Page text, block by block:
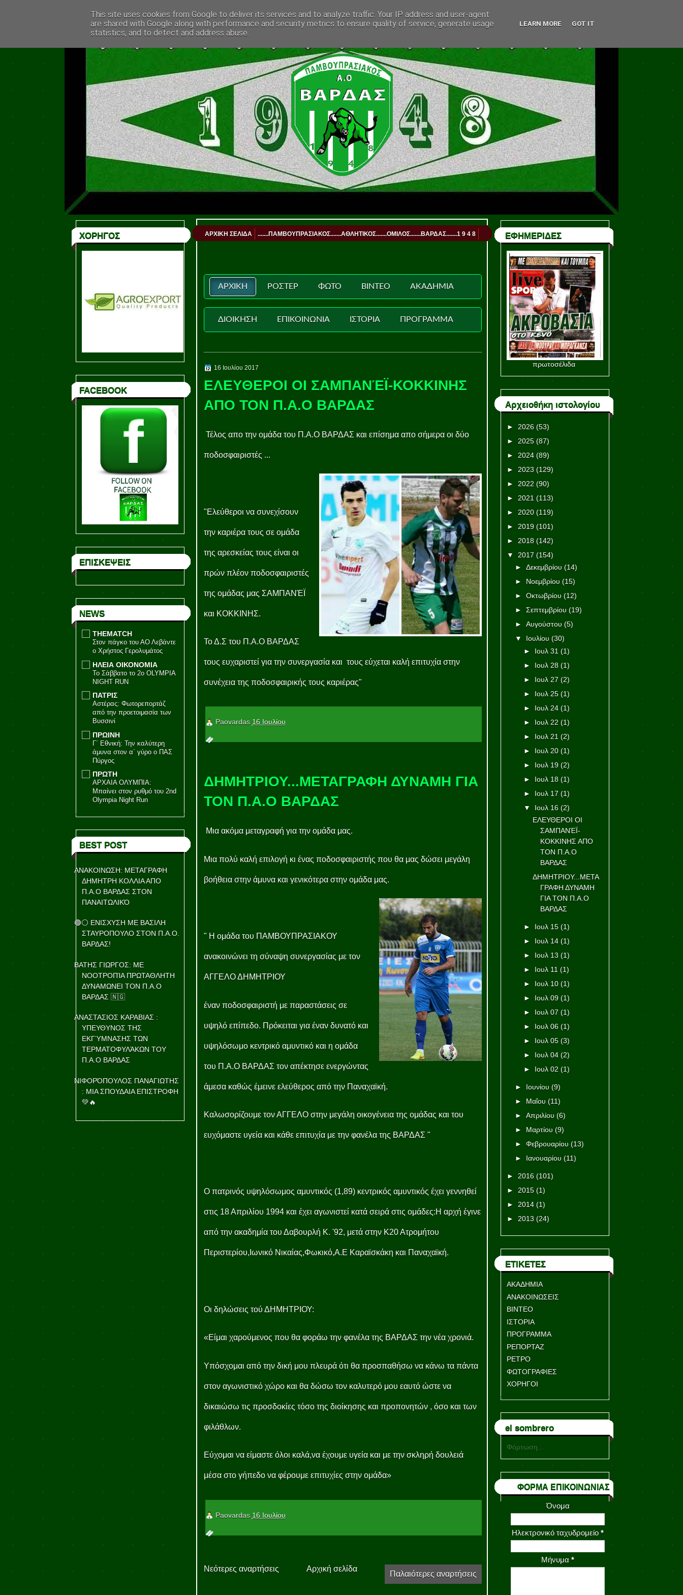
ΧΟΡΗΓΟΣ
FACEBOOK
ΕΠΙΣΚΕΨΕΙΣ
NEWS
THEMATCH
Στον πάγκο του ΑΟ Λεβάντε
ο Χρήστος Γερολυμάτος
ΗΛΕΙΑ ΟΙΚΟΝΟΜΙΑ
Το Σάββατο το 2ο OLYMPIA
NIGHT RUN
ΠΑΤΡΙΣ
Αστέρας: Φωτορεπορτάζ
από την προετοιμασία των
Βυσσινί
ΠΡΩΙΝΗ
Γ΄ Εθνική: Την καλύτερη
άμυνα στον α΄ γύρο ο ΠΑΣ
Πύργος
ΠΡΩΤΗ
ΑΡΧΑΙΑ ΟΛΥΜΠΙΑ:
Μπαίνει στον ρυθμό του 2nd
Olympia Night Run
BEST POST
ΑΝΑΚΟΙΝΩΣΗ: ΜΕΤΑΓΡΑΦΗ
ΔΗΜΗΤΡΗ ΚΟΛΛΙΑ ΑΠΟ
Π.Α.Ο ΒΑΡΔΑΣ ΣΤΟΝ
ΠΑΝΑΙΤΩΛΙΚΌ
🟢⚪ ΕΝΙΣΧΥΣΗ ΜΕ ΒΑΣΙΛΗ
ΣΤΑΥΡΟΠΟΥΛΟ ΣΤΟΝ Π.Α.Ο.
ΒΑΡΔΑΣ!
ΒΑΤΗΣ ΓΙΩΡΓΟΣ: ΜΕ
ΝΟΟΤΡΟΠΊΑ ΠΡΩΤΑΘΛΗΤΗ
ΔΥΝΑΜΩΝΕΙ ΤΟΝ Π.Α.Ο
ΒΑΡΔΑΣ 🇳🇬
ΑΝΑΣΤΑΣΙΟΣ ΚΑΡΑΒΙΑΣ :
ΥΠΕΥΘΥΝΟΣ ΤΗΣ
ΕΚΓΎΜΝΑΣΗΣ ΤΩΝ
ΤΕΡΜΑΤΟΦΥΛΆΚΩΝ ΤΟΥ
Π.Α.Ο ΒΑΡΔΑΣ
ΝΙΦΟΡΌΠΟΥΛΟΣ ΠΑΝΑΓΙΩΤΗΣ
: ΜΙΑ ΣΠΟΥΔΑΙΑ ΕΠΙΣΤΡΟΦΗ
💚🔥
ΑΡΧΙΚΗ ΣΕΛΙΔΑ .......ΠΑΜΒΟΥΠΡΑΣΙΑΚΟΣ.......ΑΘΛΗΤΙΚΟΣ.......ΟΜΙΛΟΣ.......ΒΑΡΔΑΣ.......1 9 4 8
ΑΡΧΙΚΗ ΡΟΣΤΕΡ ΦΩΤΟ ΒΙΝΤΕΟ ΑΚΑΔΗΜΙΑ
ΔΙΟΙΚΗΣΗ ΕΠΙΚΟΙΝΩΝΙΑ ΙΣΤΟΡΙΑ ΠΡΟΓΡΑΜΜΑ
16 Ιουλίου 2017
ΕΛΕΥΘΕΡΟΙ ΟΙ ΣΑΜΠΑΝΈΪ-ΚΟΚΚΙΝΗΣ
ΑΠΟ ΤΟΝ Π.Α.Ο ΒΑΡΔΑΣ
Τέλος απο την ομάδα του Π.Α.Ο ΒΑΡΔΑΣ και επίσημα απο σήμερα οι δύο
ποδοσφαιριστές ...
"Ελεύθεροι να συνεχίσουν
την καριέρα τους σε ομάδα
της αρεσκείας τους είναι οι
πρών πλέον ποδοσφαιριστές
της ομάδας μας ΣΑΜΠΑΝΈΪ
και ΚΟΚΚΙΝΗΣ.
Το Δ.Σ του Π.Α.Ο ΒΑΡΔΑΣ
τους ευχαριστεί για την συνεργασία και τους εύχεται καλή επιτυχία στην
συνέχεια της ποδοσφαιρικής τους καριέρας"
Paovardas 16 Ιουλίου
ΔΗΜΗΤΡΙΟΥ...ΜΕΤΑΓΡΑΦΗ ΔΥΝΑΜΗ ΓΙΑ
ΤΟΝ Π.Α.Ο ΒΑΡΔΑΣ
Μια ακόμα μεταγραφή για την ομάδα μας.
Μια πολύ καλή επιλογή κι ένας ποδοσφαιριστής που θα μας δώσει μεγάλη
βοήθεια στην άμυνα και γενικότερα στην ομάδα μας.
" Η ομάδα του ΠΑΜΒΟΥΠΡΑΣΙΑΚΟΥ
ανακοινώνει τη σύναψη συνεργασίας με τον
ΑΓΓΕΛΟ ΔΗΜΗΤΡΙΟΥ
έναν ποδοσφαιριστή με παραστάσεις σε
υψηλό επίπεδο. Πρόκειται για έναν δυνατό και
υψηλόσωμο κεντρικό αμυντικό και η ομάδα
του Π.Α.Ο ΒΑΡΔΑΣ τον απέκτησε ενεργώντας
άμεσα καθώς έμεινε ελεύθερος από την Παναχαϊκή.
Καλωσορίζουμε τον ΑΓΓΕΛΟ στην μεγάλη οικογένεια της ομάδας και του
ευχόμαστε υγεία και κάθε επιτυχία με την φανέλα της ΒΑΡΔΑΣ "
Ο πατρινός υψηλόσωμος αμυντικός (1,89) κεντρικός αμυντικός έχει γεννηθεί
στις 18 Απριλίου 1994 και έχει αγωνιστεί κατά σειρά στις ομάδες:Η αρχή έγινε
από την ακαδημία του Δαβουρλή Κ. '92, μετά στην Κ20 Ατρομήτου
Περιστερίου,Ιωνικό Νικαίας,Φωκικό,Α.Ε Καραϊσκάκη και Παναχαϊκή.
Οι δηλώσεις τού ΔΗΜΗΤΡΙΟΥ:
«Είμαι χαρούμενος που θα φοράω την φανέλα της ΒΑΡΔΑΣ την νέα χρονιά.
Υπόσχομαι από την δική μου πλευρά ότι θα προσπαθήσω να κάνω τα πάντα
στον αγωνιστικό χώρο και θα δώσω τον καλυτερό μου εαυτό ώστε να
δικαιώσω τις προσδοκίες τόσο της διοίκησης και προπονητών , όσο και των
φιλάθλων.
Εύχομαι να είμαστε όλοι καλά,να έχουμε υγεία και με την σκληρή δουλειά
μέσα στο γήπεδο να φέρουμε επιτυχίες στην ομάδα»
Paovardas 16 Ιουλίου
Νεότερες αναρτήσεις
Παλαιότερες αναρτήσεις
Αρχική σελίδα
ΕΦΗΜΕΡΙΔΕΣ
πρωτοσέλιδα
Αρχειοθήκη ιστολογίου
► 2026 (53)
► 2025 (87)
► 2024 (89)
► 2023 (129)
► 2022 (90)
► 2021 (113)
► 2020 (119)
► 2019 (101)
► 2018 (142)
▼
2017 (154)
►Δεκεμβρίου (14)
► Νοεμβρίου (15)
►Οκτωβρίου (12)
►Σεπτεμβρίου (19)
►Αυγούστου (5)
▼
Ιουλίου (30)
► Ιουλ 31 (1)
► Ιουλ 28 (1)
► Ιουλ 27 (2)
► Ιουλ 25 (1)
► Ιουλ 24 (1)
► Ιουλ 22 (1)
► Ιουλ 21 (2)
► Ιουλ 20 (1)
► Ιουλ 19 (2)
► Ιουλ 18 (1)
► Ιουλ 17 (1)
▼
Ιουλ 16 (2)
ΕΛΕΥΘΕΡΟΙ ΟΙ
ΣΑΜΠΑΝΈΪ-
ΚΟΚΚΙΝΗΣ ΑΠΟ
ΤΟΝ Π.Α.Ο
ΒΑΡΔΑΣ
ΔΗΜΗΤΡΙΟΥ...ΜΕΤΑ
ΓΡΑΦΗ ΔΥΝΑΜΗ
ΓΙΑ ΤΟΝ Π.Α.Ο
ΒΑΡΔΑΣ
► Ιουλ 15 (1)
► Ιουλ 14 (1)
► Ιουλ 13 (1)
► Ιουλ 11 (1)
► Ιουλ 10 (1)
► Ιουλ 09 (1)
► Ιουλ 07 (1)
► Ιουλ 06 (1)
► Ιουλ 05 (3)
► Ιουλ 04 (2)
► Ιουλ 02 (1)
► Ιουνίου (9)
► Μαΐου (11)
►Απριλίου (6)
► Μαρτίου (9)
►Φεβρουαρίου (13)
► Ιανουαρίου (11)
► 2016 (101)
► 2015 (1)
► 2014 (1)
► 2013 (24)
ΕΤΙΚΕΤΕΣ
ΑΚΑΔΗΜΙΑ
ΑΝΑΚΟΙΝΩΣΕΙΣ
ΒΙΝΤΕΟ
ΙΣΤΟΡΙΑ
ΠΡΟΓΡΑΜΜΑ
ΡΕΠΟΡΤΑΖ
ΡΕΤΡΟ
ΦΩΤΟΓΡΑΦΙΕΣ
ΧΟΡΗΓΟΙ
el sombrero
Φόρτωση...
ΦΟΡΜΑ ΕΠΙΚΟΙΝΩΝΙΑΣ
Όνομα
Ηλεκτρονικό ταχυδρομείο *
Μήνυμα *
This site uses cookies from Google to deliver its services and to analyze traffic. Your IP address and user-agent
are shared with Google along with performance and security metrics to ensure quality of service, generate usage
statistics, and to detect and address abuse.
LEARN MORE GOT IT